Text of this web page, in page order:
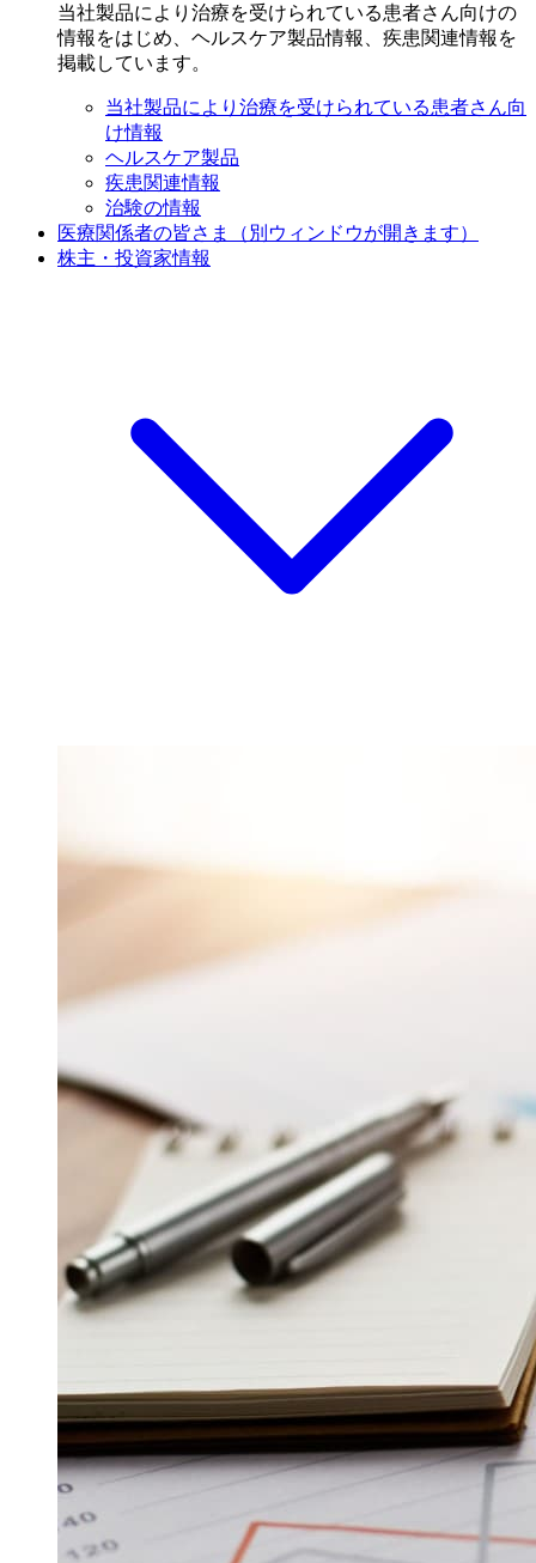
当社製品により治療を受けられている患者さん向けの
情報をはじめ、ヘルスケア製品情報、疾患関連情報を
掲載しています。
当社製品により治療を受けられている患者さん向
け情報
ヘルスケア製品
疾患関連情報
治験の情報
医療関係者の皆さま
（別ウィンドウが開きます）
株主・投資家情報